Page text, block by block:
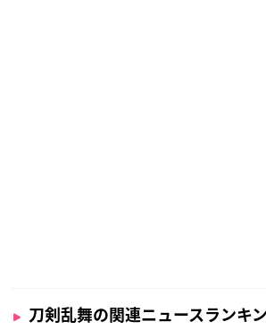
刀剣乱舞の関連ニュースランキ